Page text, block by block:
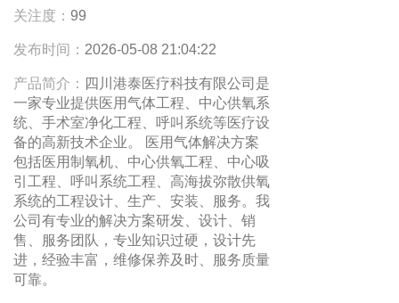
关注度： 99
发布时间： 2026-05-08 21:04:22
产品简介： 四川港泰医疗科技有限公司是
一家专业提供医用气体工程、中心供氧系
统、手术室净化工程、呼叫系统等医疗设
备的高新技术企业。 医用气体解决方案
包括医用制氧机、中心供氧工程、中心吸
引工程、呼叫系统工程、高海拔弥散供氧
系统的工程设计、生产、安装、服务。我
公司有专业的解决方案研发、设计、销
售、服务团队，专业知识过硬，设计先
进，经验丰富，维修保养及时、服务质量
可靠。